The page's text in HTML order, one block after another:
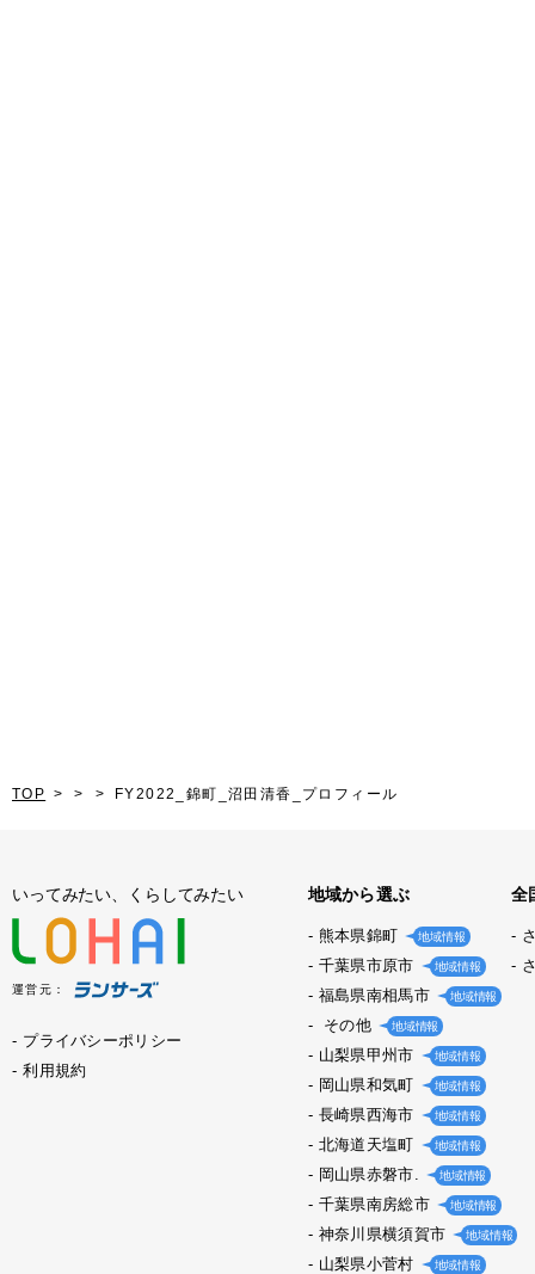
TOP FY2022_錦町_沼田清香_プロフィール
いってみたい、くらしてみたい
運営元：
プライバシーポリシー
利用規約
地域から選ぶ
熊本県錦町 地域情報
千葉県市原市 地域情報
福島県南相馬市 地域情報
その他 地域情報
山梨県甲州市 地域情報
岡山県和気町 地域情報
長崎県西海市 地域情報
北海道天塩町 地域情報
岡山県赤磐市. 地域情報
千葉県南房総市 地域情報
神奈川県横須賀市 地域情報
山梨県小菅村 地域情報
全